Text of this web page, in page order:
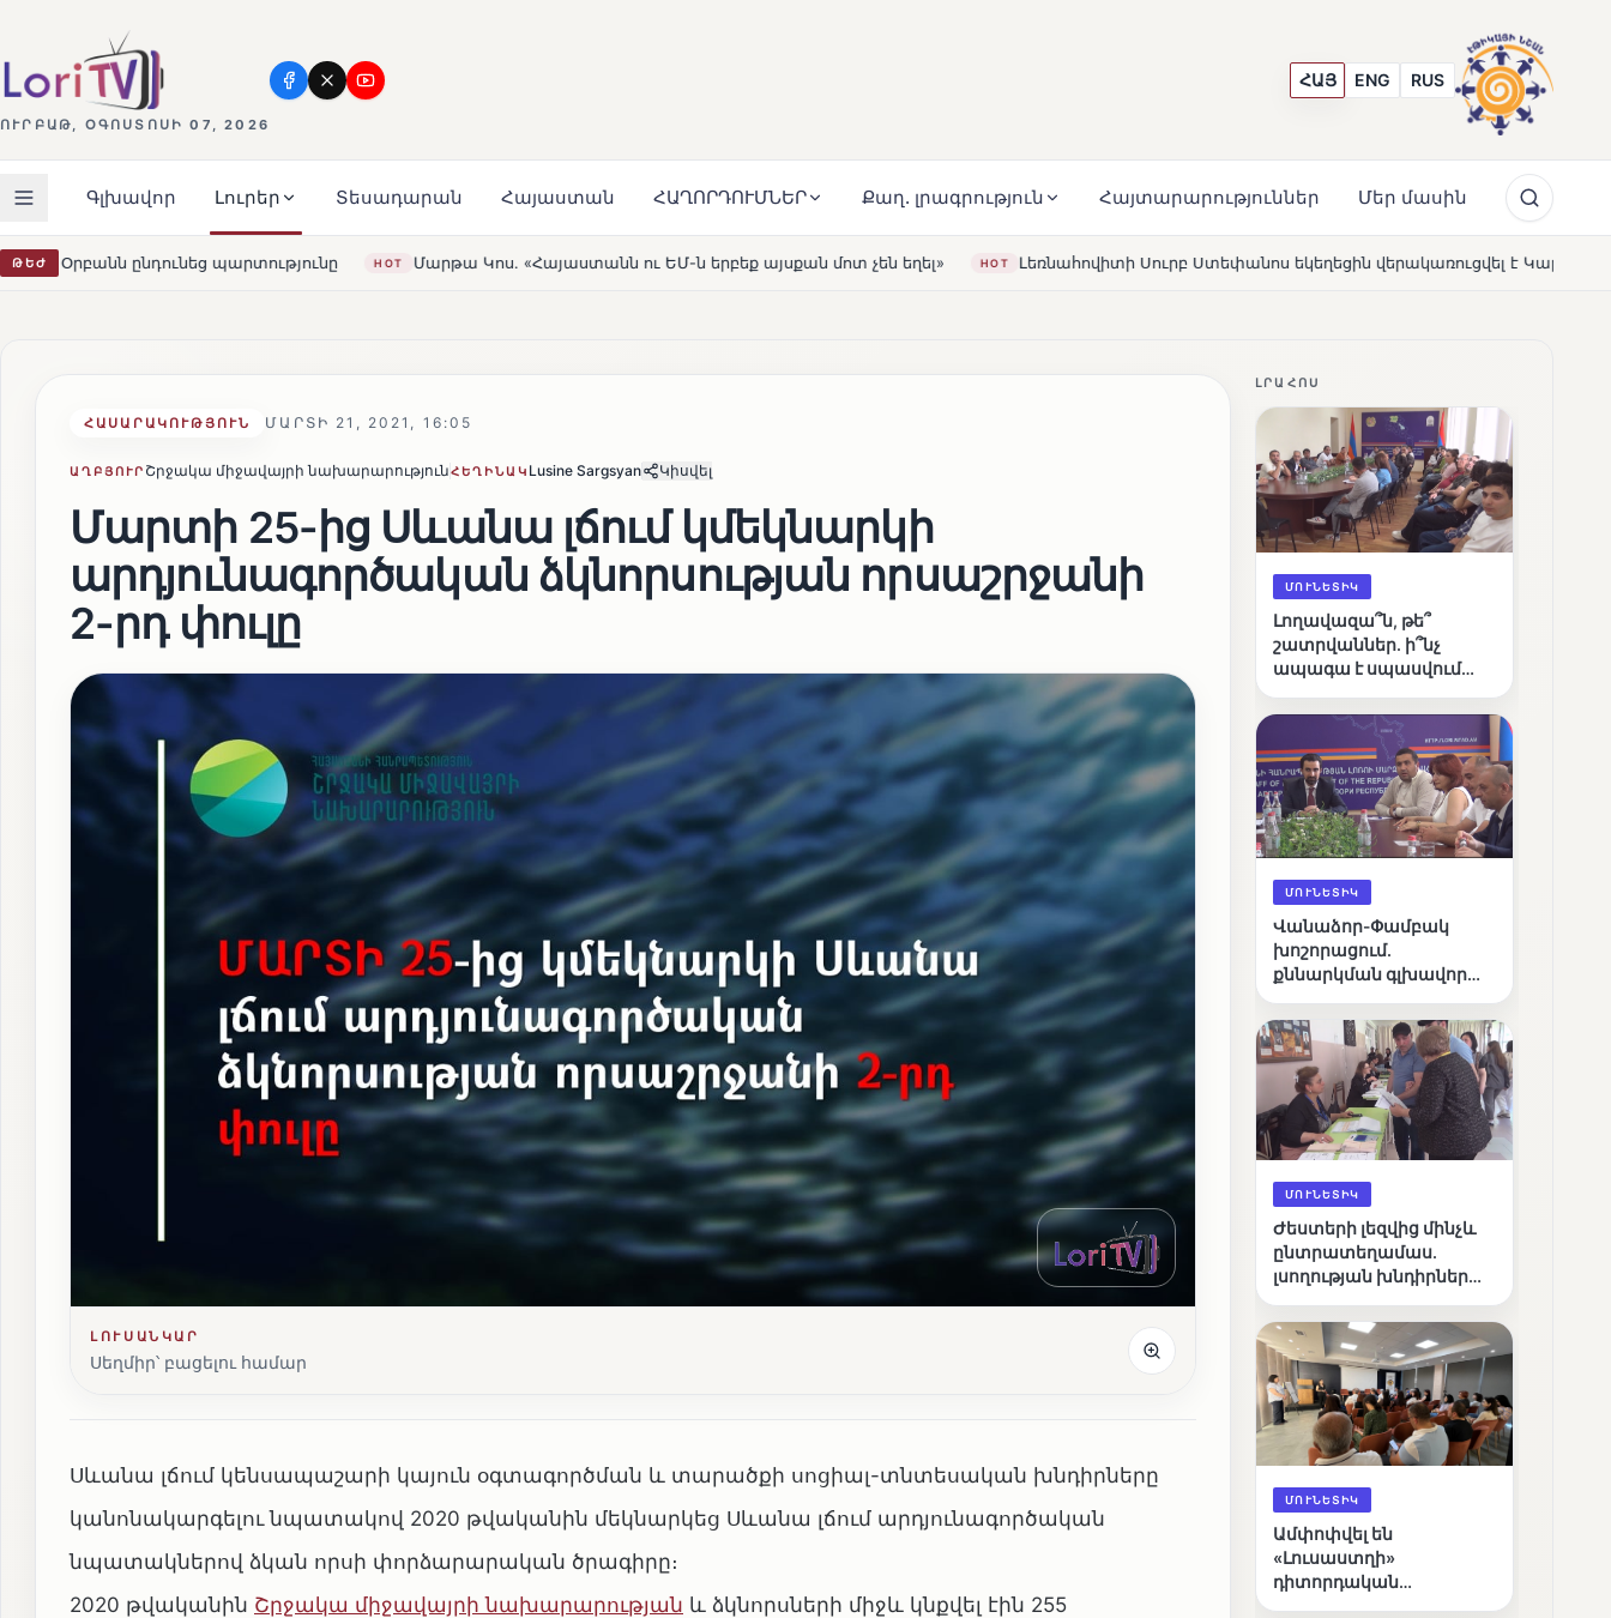
ՈՒՐԲԱԹ, ՕԳՈՍՏՈՍԻ 07, 2026
ՀԱՅ ENG RUS
Գլխավոր Լուրեր Տեսադարան Հայաստան ՀԱՂՈՐԴՈՒՄՆԵՐ Քաղ. լրագրություն Հայտարարություններ Մեր մասին
ԹԵԺ HOT Մարթա Կոս. «Հայաստանն ու ԵՄ-ն երբեք այսքան մոտ չեն եղել» HOT Լեռնահովիտի Սուրբ Ստեփանոս եկեղեցին վերակառուցվել է Կարապետյան ընտանիքի
ՀԱՍԱՐԱԿՈՒԹՅՈՒՆ ՄԱՐՏԻ 21, 2021, 16:05
ԱՂԲՅՈՒՐ Շրջակա միջավայրի նախարարությունՀԵՂԻՆԱԿ Lusine Sargsyan Կիսվել
Մարտի 25-ից Սևանա լճում կմեկնարկի
արդյունագործական ձկնորսության որսաշրջանի
2-րդ փուլը
ԼՈՒՍԱՆԿԱՐ
Սեղմիր՝ բացելու համար
Սևանա լճում կենսապաշարի կայուն օգտագործման և տարածքի սոցիալ-տնտեսական խնդիրները
կանոնակարգելու նպատակով 2020 թվականին մեկնարկեց Սևանա լճում արդյունագործական
նպատակներով ձկան որսի փորձարարական ծրագիրը։
2020 թվականին Շրջակա միջավայրի նախարարության և ձկնորսների միջև կնքվել էին 255
ԼՐԱՀՈՍ
ՄՈՒՆԵՏԻԿ
Լողավազա՞ն, թե՞
շատրվաններ. ի՞նչ
ապագա է սպասվում
լճին
ՄՈՒՆԵՏԻԿ
Վանաձոր-Փամբակ
խոշորացում.
քննարկման գլխավոր
կառավարո՞ւմ, թե՞
քաղաքական նպատակ
ՄՈՒՆԵՏԻԿ
Ժեստերի լեզվից մինչև
ընտրատեղամաս.
լսողության խնդիրներ
ճանապարհը
ՄՈՒՆԵՏԻԿ
Ամփոփվել են
«Լուսաստղի»
դիտորդական